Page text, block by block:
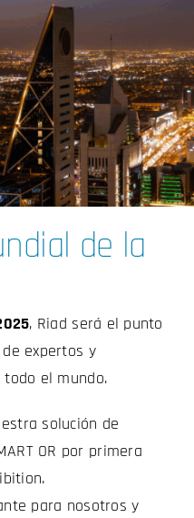
de la
, Riad será el punto
expertos y
el mundo.
solución de
OR por primera
para nosotros y